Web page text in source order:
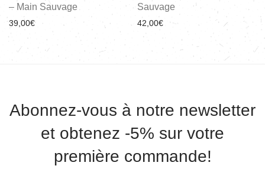
– Main Sauvage
39,00€
Sauvage
42,00€
Abonnez-vous à notre newsletter
et obtenez -5% sur votre
première commande!